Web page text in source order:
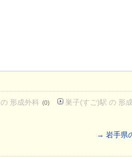
形成外科 (0) 巣子(すご)駅 の 形
→ 岩手県